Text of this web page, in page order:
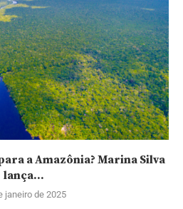
a Amazônia? Marina Silva
lança...
janeiro de 2025